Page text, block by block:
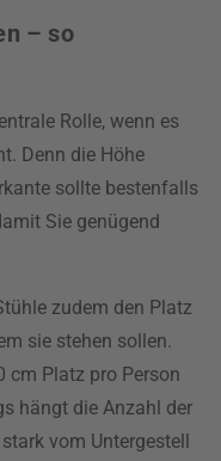
– so
Rolle, wenn es
Denn die Höhe
sollte bestenfalls
Sie genügend
zudem den Platz
sie stehen sollen.
cm Platz pro Person
hängt die Anzahl der
vom Untergestell